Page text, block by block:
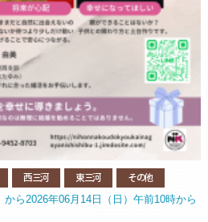
西三河 東三河 その他
ら2026年06月14日（日）午前10時から